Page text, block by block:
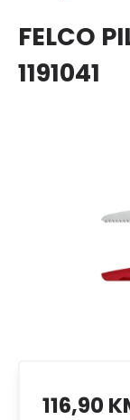
FELCO
1191041
116,90